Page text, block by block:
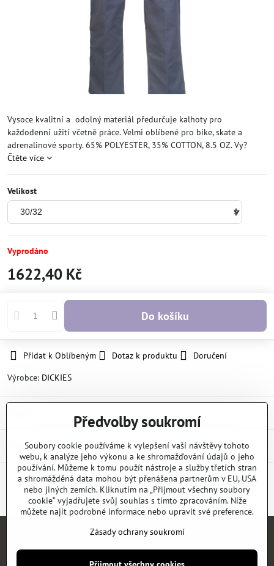
Vysoce kvalitní a odolný materiál předurčuje kalhoty pro
každodenní užití včetně práce. Velmi oblíbené pro bike, skate a
adrenalinové sporty. 65% POLYESTER, 35% COTTON, 8.5 OZ. Vy?
Čtěte více
Velikost
Vyprodáno
1622,40 Kč
Do košíku
Přidat k Oblíbeným Dotaz k produktu
Doručení
Výrobce: DICKIES
Diskuse 0
FacebookTwitterBlueskyPinterestReddit LinkedInWhatsApp
E-
mail
KATALOGY NEWS
Předvolby soukromí
Soubory cookie používáme k vylepšení vaší návštěvy tohoto
webu, k analýze jeho výkonu a ke shromažďování údajů o jeho
používání. Můžeme k tomu použít nástroje a služby třetích stran
a shromážděná data mohou být přenášena partnerům v EU, USA
nebo jiných zemích. Kliknutím na „Přijmout všechny soubory
cookie“ vyjadřujete svůj souhlas s tímto zpracováním. Níže
můžete najít podrobné informace nebo upravit své preference.
Zásady ochrany soukromí